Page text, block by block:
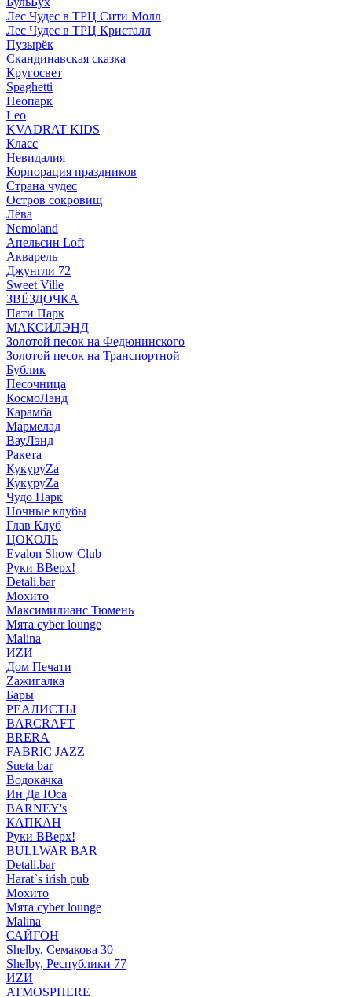
Лес Чудес в ТРЦ Сити Молл
Лес Чудес в ТРЦ Кристалл
Пузырëк
Скандинавская сказка
Кругосвет
Spaghetti
Неопарк
Leo
KVADRAT KIDS
Класс
Невидалия
Корпорация праздников
Страна чудес
Остров сокровищ
Лёва
Nemoland
Апельсин Loft
Акварель
Джунгли 72
Sweet Ville
ЗВЁЗДОЧКА
Пати Парк
МАКСИЛЭНД
Золотой песок на Федюнинского
Золотой песок на Транспортной
Бублик
Песочница
КосмоЛэнд
Карамба
Мармелад
ВауЛэнд
Ракета
КукуруZа
КукуруZа
Чудо Парк
Ночные клубы
Глав Клуб
ЦОКОЛЬ
Evalon Show Club
Руки ВВерх!
Detali.bar
Мохито
Максимилианс Тюмень
Мята cyber lounge
Malina
ИZИ
Дом Печати
Zажигалка
Бары
РЕАЛИСТЫ
BARCRAFT
BRERA
FABRIC JAZZ
Sueta bar
Водокачка
Ин Да Юса
BARNEY's
КАПКАН
Руки ВВерх!
BULLWAR BAR
Detali.bar
Harat`s irish pub
Мохито
Мята cyber lounge
Malina
САЙГОН
Shelby, Семакова 30
Shelby, Республики 77
ИZИ
ATMOSPHERE